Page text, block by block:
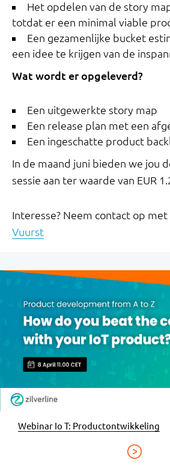
Het opdelen van de story
totdat er een minimal viable
Een gezamenlijke bucket
een idee te krijgen van de
Wat wordt er opgeleverd?
Een uitgewerkte story map
Een release plan met een
Een ingeschatte product
In de maand juni bieden we jou
sessie aan ter waarde van EUR
Interesse? Neem contact op met
Vuurst
Webinar Io T: Productontwikkeling